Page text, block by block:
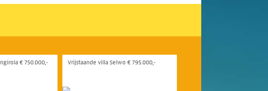
€ 750.000,- Vrijstaande villa Selwo € 795.000,-